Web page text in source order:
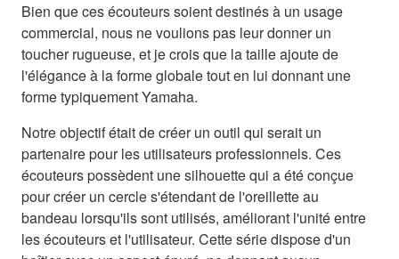
Bien que ces écouteurs soient destinés à un usage
commercial, nous ne voulions pas leur donner un
toucher rugueuse, et je crois que la taille ajoute de
l'élégance à la forme globale tout en lui donnant une
forme typiquement Yamaha.
Notre objectif était de créer un outil qui serait un
partenaire pour les utilisateurs professionnels. Ces
écouteurs possèdent une silhouette qui a été conçue
pour créer un cercle s'étendant de l'oreillette au
bandeau lorsqu'ils sont utilisés, améliorant l'unité entre
les écouteurs et l'utilisateur. Cette série dispose d'un